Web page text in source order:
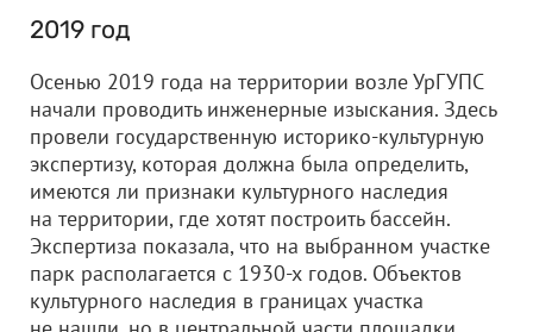
2019 год
Осенью 2019 года на территории возле УрГУПС
начали проводить инженерные изыскания. Здесь
провели государственную историко-культурную
экспертизу, которая должна была определить,
имеются ли признаки культурного наследия
на территории, где хотят построить бассейн.
Экспертиза показала, что на выбранном участке
парк располагается с 1930-х годов. Объектов
культурного наследия в границах участка